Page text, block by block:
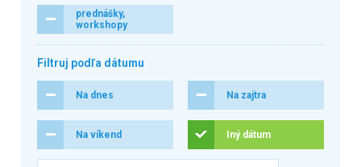
prednášky,
workshopy
Filtruj podľa dátumu
Na dnes Na zajtra
Na víkend Iný dátum